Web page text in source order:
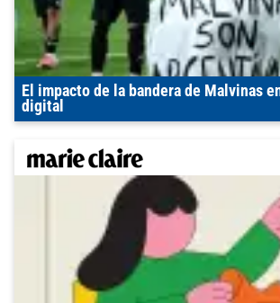
El impacto de la bandera de Malvinas
digital